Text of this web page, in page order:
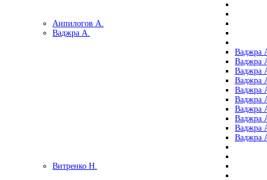
Анпилогов А.
Ваджра А.
Ваджра
Ваджра
Ваджра
Ваджра
Ваджра
Ваджра
Ваджра
Ваджра
Ваджра
Ваджра
Витренко Н.